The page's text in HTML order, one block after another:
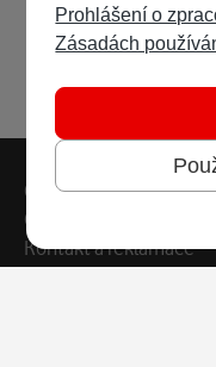
Patička webu
Vedlejší
Časté dotazy
Obchodní podmínky
Kontakt a reklamace
Prohlášení o
Zásadách